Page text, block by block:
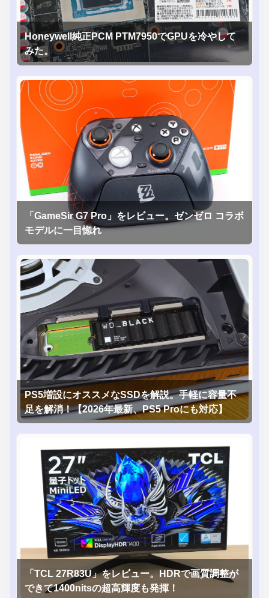
Honeywell純正PCM PTM7950でGPUを冷やして
みた。
「GameSir G7 Pro」をレビュー。ゼンゼロ コラボ
モデルに一目惚れ
PS5増設にオススメなSSDを解説。手軽に容量不
足を解消！【2026年最新、PS5 Proにも対応】
「TCL 27R83U」をレビュー。HDRで画質調整が
できて1400nitsの超高輝度も発揮！